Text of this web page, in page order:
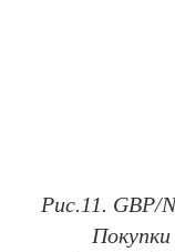
Рис.11. GBP/